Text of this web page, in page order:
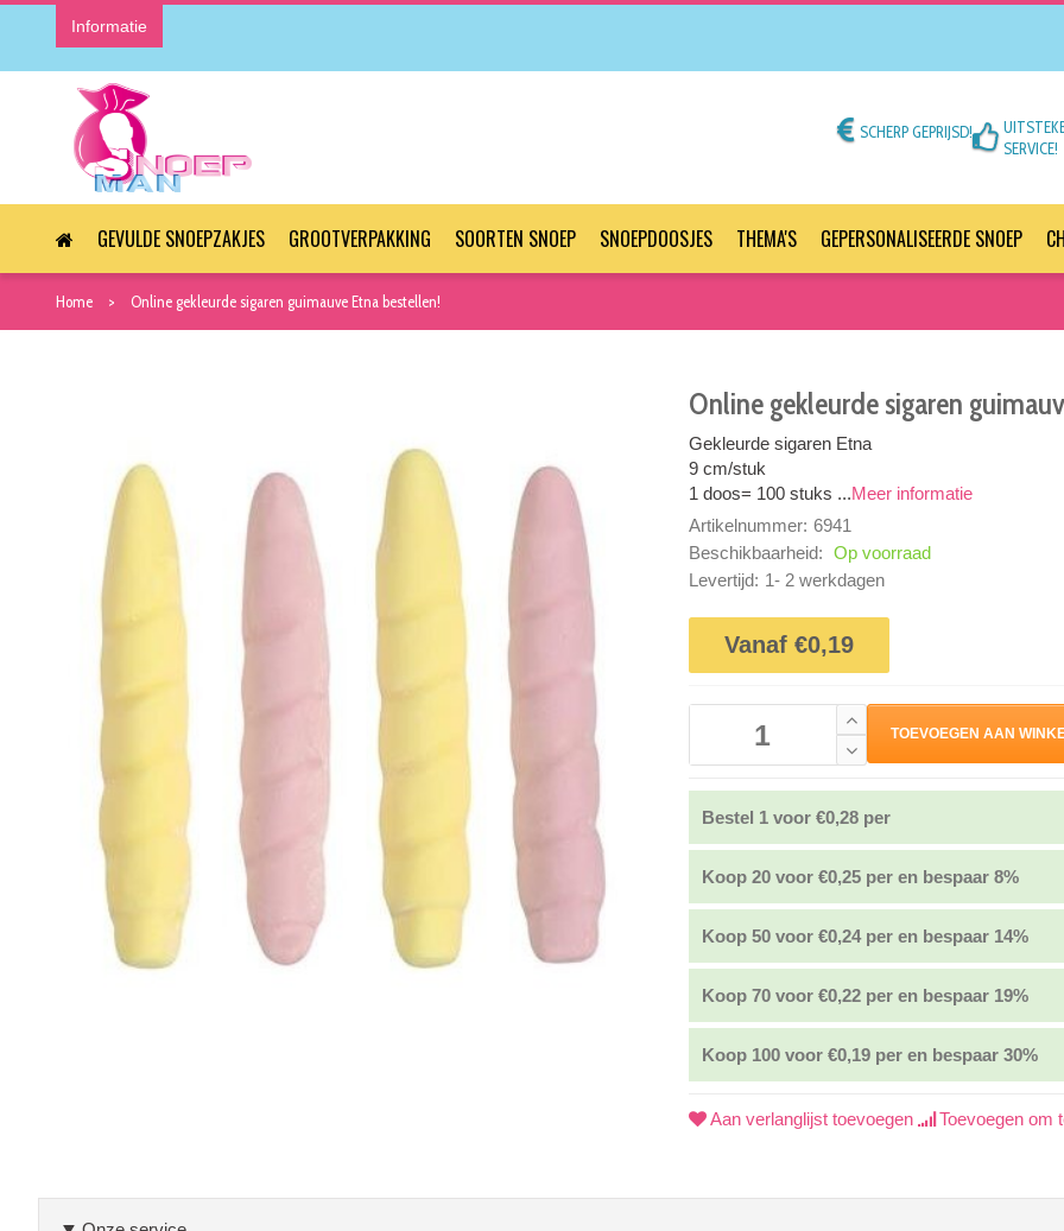
Informatie
SCHERP GEPRIJSD!
SERVICE!
GEVULDE SNOEPZAKJES GROOTVERPAKKING SOORTEN SNOEP SNOEPDOOSJES THEMA'S GEPERSONALISEERDE SNOEP
Home Online gekleurde sigaren guimauve Etna bestellen!
Online gekleurde sigaren
Gekleurde sigaren Etna
9 cm/stuk
1 doos= 100 stuks ...Meer informatie
Artikelnummer: 6941
Beschikbaarheid:
Op voorraad
Levertijd: 1- 2 werkdagen
Vanaf €0,19
TOEVOEGEN AAN
Bestel 1 voor €0,28 per
Koop 20 voor €0,25 per en bespaar 8%
Koop 50 voor €0,24 per en bespaar 14%
Koop 70 voor €0,22 per en bespaar 19%
Koop 100 voor €0,19 per en bespaar 30%
Aan verlanglijst toevoegen Toevoegen om